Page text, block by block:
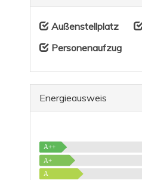
Außenstellplatz
Personenaufzug
Energieausweis
A++
A+
A